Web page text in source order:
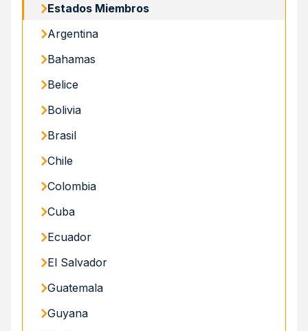
Estados Miembros
Argentina
Bahamas
Belice
Bolivia
Brasil
Chile
Colombia
Cuba
Ecuador
El Salvador
Guatemala
Guyana